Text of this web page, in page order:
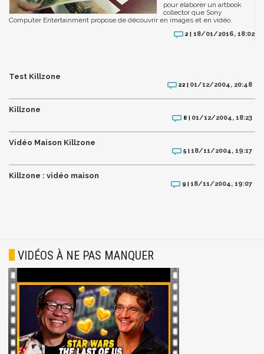
pour élaborer un artbook
collector que Sony
Computer Entertainment propose de découvrir en images et en vidéo.
2 | 18/01/2016, 18:02
Test Killzone
22 | 01/12/2004, 20:48
Killzone
8 | 01/12/2004, 18:23
Vidéo Maison Killzone
5 |18/11/2004, 19:17
Killzone : vidéo maison
9 |18/11/2004, 19:07
VIDÉOS À NE PAS MANQUER